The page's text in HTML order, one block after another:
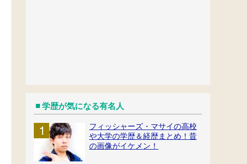
学歴が気になる有名人
フィッシャーズ・マサイの高校
や大学の学歴＆経歴まとめ！昔
の画像がイケメン！